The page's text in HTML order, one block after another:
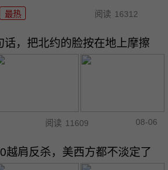
最热 阅读 16312
话，把北约的脸按在地上摩擦
阅读 11609 08-06
越肩反杀，美西方都不淡定了